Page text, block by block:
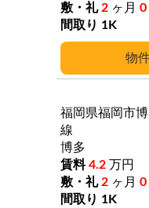
2 ヶ月 0
1K
福岡県福岡市博
線
博多
4.2 万円
2 ヶ月 0
1K